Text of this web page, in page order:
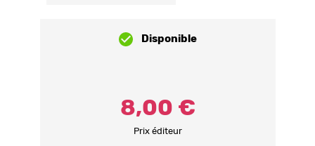
Disponible
Prix éditeur
8,00 €